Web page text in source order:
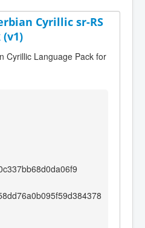
Cyrillic sr-RS
(v1)
Cyrillic Language Pack for